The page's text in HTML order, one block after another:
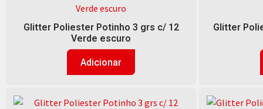
Glitter Poliester Potinho 3 grs c/ 12
Verde escuro
Adicionar
Glitter